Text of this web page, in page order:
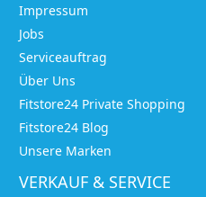
Impressum
Jobs
Serviceauftrag
Über Uns
Fitstore24 Private Shopping
Fitstore24 Blog
Unsere Marken
VERKAUF & SERVICE